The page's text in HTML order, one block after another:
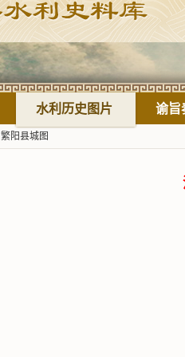
水利历史图片 谕旨
繁阳县城图